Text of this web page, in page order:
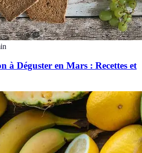
à Déguster en Mars : Recettes et